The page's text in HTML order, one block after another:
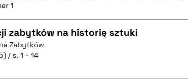
1
zabytków na historię sztuki
Zabytków
/ s. 1 - 14